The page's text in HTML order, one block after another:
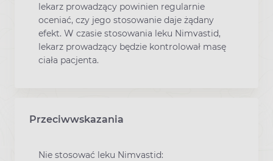
lekarz prowadzący powinien regularnie
oceniać, czy jego stosowanie daje żądany
efekt. W czasie stosowania leku Nimvastid,
lekarz prowadzący będzie kontrolował masę
ciała pacjenta.
Przeciwwskazania
Nie stosować leku Nimvastid: